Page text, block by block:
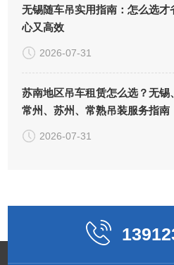
无锡随车吊实用指南：怎么选才
心又高效
2026-07-31
苏南地区吊车租赁怎么选？无锡、
常州、苏州、常熟吊装服务指南
2026-07-31